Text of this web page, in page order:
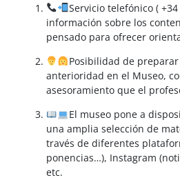
Servicio telefónico (
información sobre los
pensado para ofrecer
Posibilidad de
anterioridad en el Museo,
asesoramiento que el
El museo pone a
una amplia selección de
través de diferentes
ponencias…), Instagram
etc.